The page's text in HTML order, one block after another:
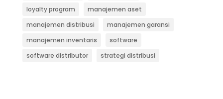
loyalty program
manajemen aset
manajemen distribusi
manajemen garansi
manajemen inventaris
software
software distributor
strategi distribusi